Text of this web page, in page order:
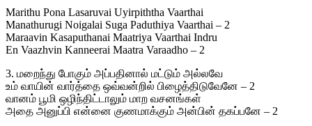
Marithu Pona Lasaruvai Uyirpiththa Vaarthai
Manathurugi Noigalai Suga Paduthiya Vaarthai – 2
Maraavin Kasaputhanai Maatriya Vaarthai Indru
En Vaazhvin Kanneerai Maatra Varaadho – 2
3. மறைந்து போகும் அப்பதினால் மட்டும் அல்லவே
உம் வாயின் வார்த்தை ஒவ்வன்றில் பிழைத்திடுவேனே – 2
வானம் பூமி ஒழிந்திட்டாலும் மாற வசனங்கள்
அதை அனுப்பி என்னை குணமாக்கும் அன்பின் தகப்பனே – 2